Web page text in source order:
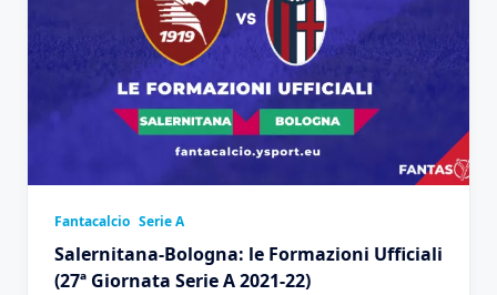
Fantacalcio Serie A
Salernitana-Bologna: le Formazioni Ufficiali
(27ª Giornata Serie A 2021-22)